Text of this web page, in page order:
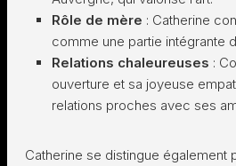
Rôle de mère : Catherine
comme une partie intégrante
Relations chaleureuses :
ouverture et sa joyeuse
relations proches avec ses
Catherine se distingue également